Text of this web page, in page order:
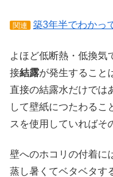
関連 築3年半でわかっ
よほど低断熱・低換気
接結露が発生すること
直接の結露水だけでは
して壁紙につたわるこ
スを使用していればそ
壁へのホコリの付着に
蒸し暑くてベタベタす